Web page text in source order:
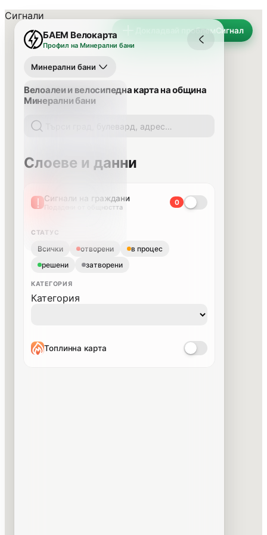
Докладвай проблемСигнал
БАЕМ Велокарта
Профил на Минерални бани
Минерални бани
Велоалеи и велосипедна карта на община
Минерални бани
Слоеве и данни
Сигнали на граждани
Подадени от общността
0
СТАТУС
Всички отворени
в процес
решени
затворени
КАТЕГОРИЯ
Категория
Топлинна карта
Сигнали